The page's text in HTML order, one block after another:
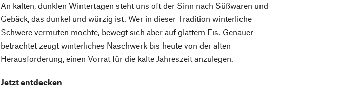
An kalten, dunklen Wintertagen steht uns oft der Sinn nach Süßwaren und
Gebäck, das dunkel und würzig ist. Wer in dieser Tradition winterliche
Schwere vermuten möchte, bewegt sich aber auf glattem Eis. Genauer
betrachtet zeugt winterliches Naschwerk bis heute von der alten
Herausforderung, einen Vorrat für die kalte Jahreszeit anzulegen.
Jetzt entdecken